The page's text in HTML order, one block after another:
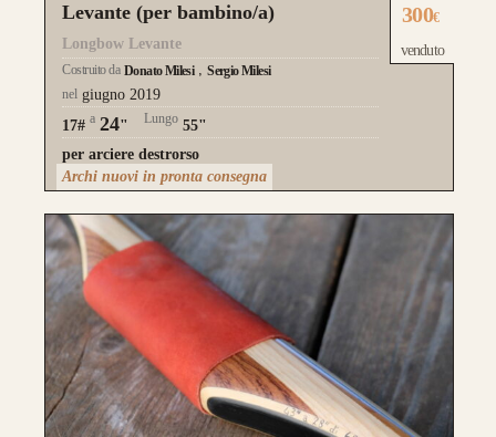
Levante (per bambino/a)
Longbow Levante
Costruito da Donato Milesi
Sergio Milesi
nel giugno 2019
17# a 24" Lungo 55"
per arciere destrorso
300€
venduto
Archi nuovi in pronta consegna